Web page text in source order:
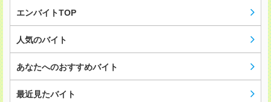
エンバイトTOP
人気のバイト
あなたへのおすすめバイト
最近見たバイト